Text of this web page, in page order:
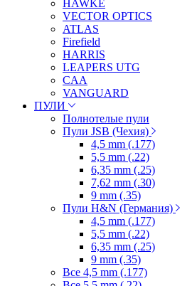
HAWKE
VECTOR OPTICS
ATLAS
Firefield
HARRIS
LEAPERS UTG
CAA
VANGUARD
ПУЛИ
Полнотелые пули
Пули JSB (Чехия)
4,5 mm (.177)
5,5 mm (.22)
6,35 mm (.25)
7,62 mm (.30)
9 mm (.35)
Пули H&N (Германия)
4,5 mm (.177)
5,5 mm (.22)
6,35 mm (.25)
9 mm (.35)
Все 4,5 mm (.177)